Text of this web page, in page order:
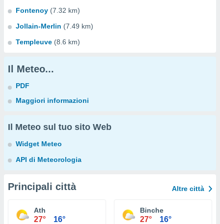
Fontenoy (7.32 km)
Jollain-Merlin (7.49 km)
Templeuve (8.6 km)
Il Meteo...
PDF
Maggiori informazioni
Il Meteo sul tuo sito Web
Widget Meteo
API di Meteorologia
Principali città Altre città
Ath
27° 16°
Binche
27° 16°